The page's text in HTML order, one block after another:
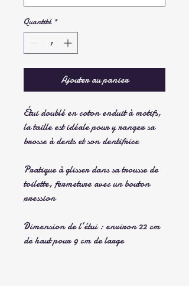
Quantité *
Ajouter au panier
Étui doublé en coton enduit à motifs,
la taille est idéale pour y ranger sa
brosse à dents et son dentifrice
Pratique à glisser dans sa trousse de
toilette, fermeture avec un bouton
pression
Dimension de l’étui : environ 22 cm
de haut pour 9 cm de large